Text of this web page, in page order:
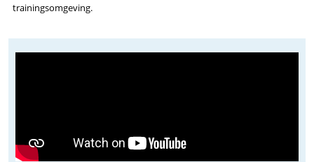
trainingsomgeving.